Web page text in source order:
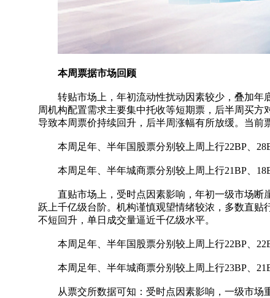
本周票据市场回顾
转贴市场上，年初流动性扰动因素较少，叠加年
周机构配置需求主要集中托收等短期票，后半周买
导致本周票价持续回升，后半周涨幅有所放缓。当前
本周足年、半年国股票分别较上周上行22BP、
本周足年、半年城商票分别较上周上行21BP、
直贴市场上，受时点因素影响，年初一级市场断
跃上千亿级台阶。机构谨慎观望情绪较浓，多数直
不短回升，单日成交量逼近千亿级水平。
本周足年、半年国股票分别较上周上行22BP、
本周足年、半年城商票分别较上周上行23BP、
从票交所数据可知：受时点因素影响，一级市场